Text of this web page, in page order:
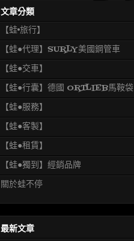
文章分類
【蛙•旅行】
【蛙●代理】SURLY美國鋼管車
【蛙●交車】
【蛙●行囊】德國 ORTLIEB馬鞍袋
【蛙●服務】
【蛙●客製】
【蛙●租賃】
【蛙●獨到】經銷品牌
關於蛙不停
最新文章